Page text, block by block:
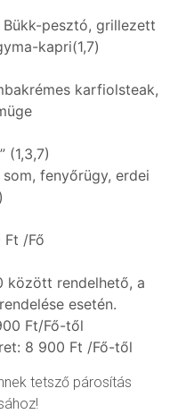
pesztó, grillezett
kapri(1,7)
karfiolsteak,
(1,3,7)
fenyőrügy, erdei
Ft /Fő
között rendelhető, a
esetén.
Ft/Fő-től
8 900 Ft /Fő-től
tetsző párosítás